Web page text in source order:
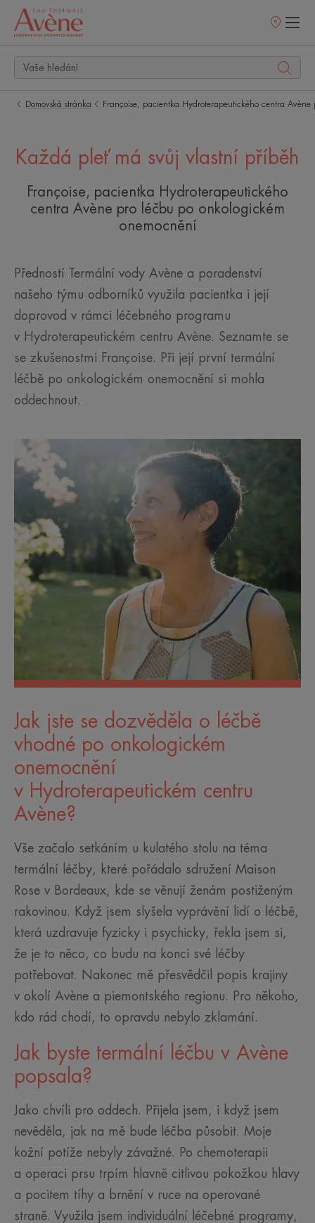
Prodejní
Domovská stránka Françoise, pacientka Hydroterapeutického centra
Každá pleť má svůj vlastní příběh
Françoise, pacientka Hydroterapeutického
centra Avène pro léčbu po onkologickém
onemocnění
Předností Termální vody Avène a poradenství
našeho týmu odborníků využila pacientka i její
doprovod v rámci léčebného programu
v Hydroterapeutickém centru Avène. Seznamte se
se zkušenostmi Françoise. Při její první termální
léčbě po onkologickém onemocnění si mohla
oddechnout.
Jak jste se dozvěděla o léčbě
vhodné po onkologickém
onemocnění
v Hydroterapeutickém centru
Avène?
Vše začalo setkáním u kulatého stolu na téma
termální léčby, které pořádalo sdružení Maison
Rose v Bordeaux, kde se věnují ženám postiženým
rakovinou. Když jsem slyšela vyprávění lidí o léčbě,
která uzdravuje fyzicky i psychicky, řekla jsem si,
že je to něco, co budu na konci své léčby
potřebovat. Nakonec mě přesvědčil popis krajiny
v okolí Avène a piemontského regionu. Pro někoho,
kdo rád chodí, to opravdu nebylo zklamání.
Jak byste termální léčbu v Avène
popsala?
Jako chvíli pro oddech. Přijela jsem, i když jsem
nevěděla, jak na mě bude léčba působit. Moje
kožní potíže nebyly závažné. Po chemoterapii
a operaci prsu trpím hlavně citlivou pokožkou hlavy
a pocitem tíhy a brnění v ruce na operované
straně. Využila jsem individuální léčebné programy,